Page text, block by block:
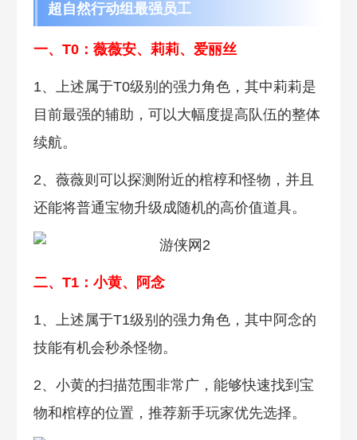
超自然行动组最强员工
一、T0：薇薇安、莉莉、爱丽丝
1、上述属于T0级别的强力角色，其中莉莉是
目前最强的辅助，可以大幅度提高队伍的整体
续航。
2、薇薇则可以探测附近的棺椁和怪物，并且
还能将普通宝物升级成随机的高价值道具。
二、T1：小黄、阿念
1、上述属于T1级别的强力角色，其中阿念的
技能有机会秒杀怪物。
2、小黄的扫描范围非常广，能够快速找到宝
物和棺椁的位置，推荐新手玩家优先选择。